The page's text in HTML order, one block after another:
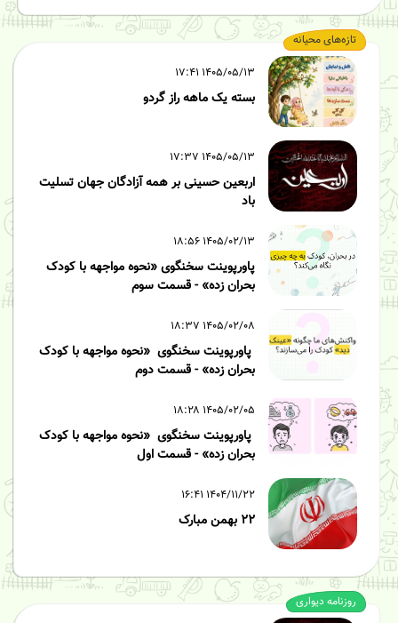
تازه‌های محیانه
۱۴۰۵/۰۵/۱۳ ۱۷:۴۱
بسته یک ماهه راز گردو
۱۴۰۵/۰۵/۱۳ ۱۷:۳۷
اربعین حسینی بر همه آزادگان جهان تسلیت
باد
۱۴۰۵/۰۲/۱۳ ۱۸:۵۶
پاورپوینت سخنگوی «نحوه مواجهه با کودک
بحران زده» - قسمت سوم
۱۴۰۵/۰۲/۰۸ ۱۸:۳۷
پاورپوینت سخنگوی «نحوه مواجهه با کودک
بحران زده» - قسمت دوم
۱۴۰۵/۰۲/۰۵ ۱۸:۲۸
پاورپوینت سخنگوی «نحوه مواجهه با کودک
بحران زده» - قسمت اول
۱۴۰۴/۱۱/۲۲ ۱۶:۴۱
۲۲ بهمن مبارک
روزنامه دیواری